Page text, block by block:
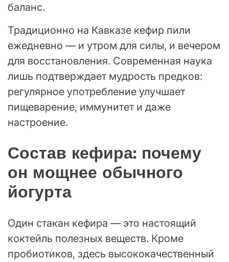
баланс.
Традиционно на Кавказе кефир пили
ежедневно — и утром для силы, и вечером
для восстановления. Современная наука
лишь подтверждает мудрость предков:
регулярное употребление улучшает
пищеварение, иммунитет и даже
настроение.
Состав кефира: почему
он мощнее обычного
йогурта
Один стакан кефира — это настоящий
коктейль полезных веществ. Кроме
пробиотиков, здесь высококачественный